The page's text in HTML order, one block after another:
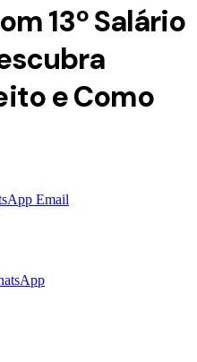
13º Salário
e Como
Email